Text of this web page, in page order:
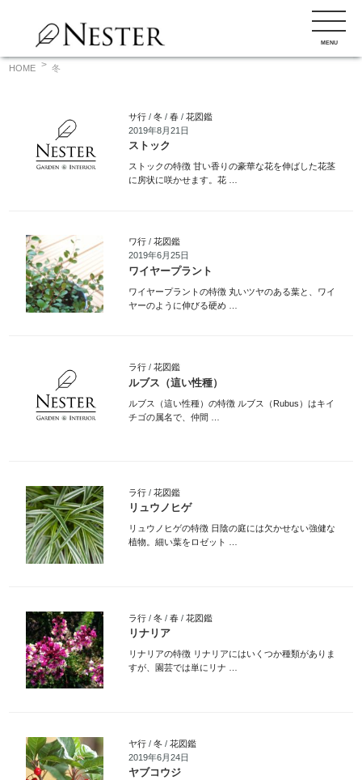
ン
MENU
HOME 冬
サ行/ 冬/ 春/ 花図鑑
2019年8月21日
ストック
ストックの特徴 甘い香りの豪華な花を伸ばした花茎
に房状に咲かせます。花 …
ワ行/ 花図鑑
2019年6月25日
ワイヤープラント
ワイヤープラントの特徴 丸いツヤのある葉と、ワイ
ヤーのように伸びる硬め …
ラ行/ 花図鑑
ルブス（這い性種）
ルブス（這い性種）の特徴 ルブス（Rubus）はキイ
チゴの属名で、仲間 …
ラ行/ 花図鑑
リュウノヒゲ
リュウノヒゲの特徴 日陰の庭には欠かせない強健な
植物。細い葉をロゼット …
ラ行/ 冬/ 春/ 花図鑑
リナリア
リナリアの特徴 リナリアにはいくつか種類がありま
すが、園芸では単にリナ …
ヤ行/ 冬/ 花図鑑
2019年6月24日
ヤブコウジ